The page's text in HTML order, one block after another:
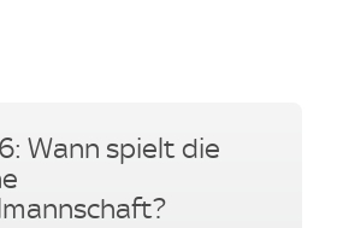
Wann spielt die